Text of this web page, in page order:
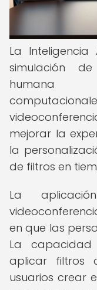
La
simulación
humana
mejorar la
la
de filtros en
La
en que las
La
aplicar filtros
usuarios crear